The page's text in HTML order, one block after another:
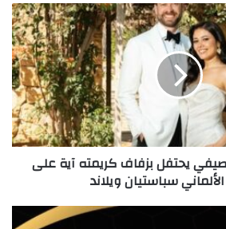
يحتفل بزفاف كريمته آية على
سباستيان ويلاند